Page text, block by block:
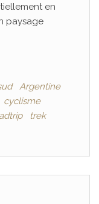
en
paysage
Argentine
cyclisme
trek